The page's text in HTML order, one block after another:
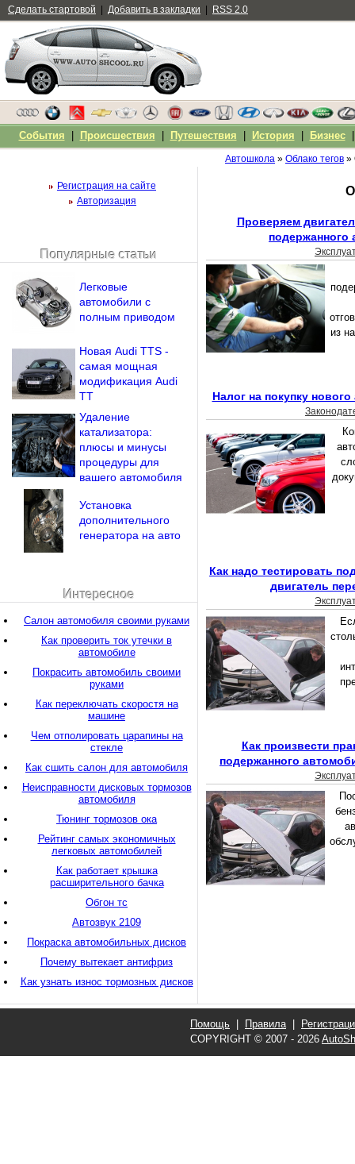
Автошкола » Облако тегов »
Проверяем
подержанного
из
Налог на покупку
Как надо тестировать
двигатель
Как произвести
подержанного
Регистрация на сайте
Авторизация
Напомнить пароль?
Популярные статьи
Легковые
автомобили с
полным приводом
Новая Audi TTS -
самая мощная
модификация Audi
TT
Удаление
катализатора:
плюсы и минусы
процедуры для
вашего автомобиля
Установка
дополнительного
генератора на авто
Интересное
Салон автомобиля своими руками
Как проверить ток утечки в
автомобиле
Покрасить автомобиль своими
руками
Как переключать скоростя на
машине
Чем отполировать царапины на
стекле
Как сшить салон для автомобиля
Неисправности дисковых тормозов
автомобиля
Тюнинг тормозов ока
Рейтинг самых экономичных
легковых автомобилей
Как работает крышка
расширительного бачка
Обгон тс
Автозвук 2109
Покраска автомобильных дисков
Почему вытекает антифриз
Как узнать износ тормозных дисков
Сделать стартовой Добавить в закладки RSS 2.0
События Происшествия Путешествия История Бизнес
Помощь Правила|
COPYRIGHT © 2007 - 2026